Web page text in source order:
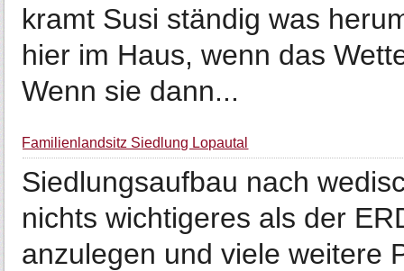
kramt Susi ständig was
hier im Haus, wenn das
Wenn sie dann...
Familienlandsitz Siedlung Lopautal
Siedlungsaufbau nach
nichts wichtigeres als der
anzulegen und viele weitere